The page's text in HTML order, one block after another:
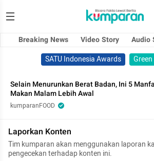
Breaking News Video Story Audio
SATU Indonesia Awards
Selain Menurunkan Berat Badan, Ini 5
Makan Malam Lebih Awal
kumparanFOOD
Laporkan Konten
Tim kumparan akan menggunakan laporan
pengecekan terhadap konten ini.